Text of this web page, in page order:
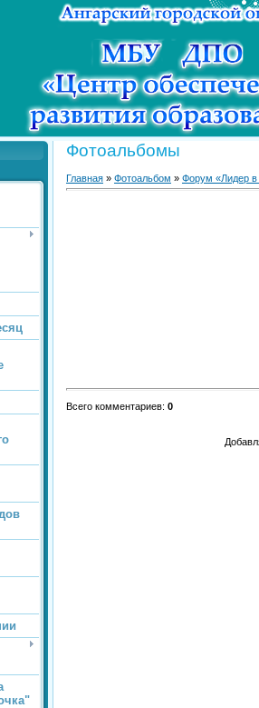
Фотоальбомы
Главная » Фотоальбом » Форум «Лидер в
Всего комментариев: 0